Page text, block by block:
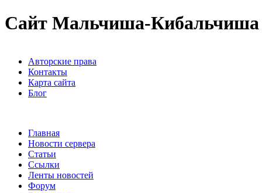
Сайт Мальчиша-Кибальчиша
Авторские права
Контакты
Карта сайта
Блог
Главная
Новости сервера
Статьи
Ссылки
Ленты новостей
Форум